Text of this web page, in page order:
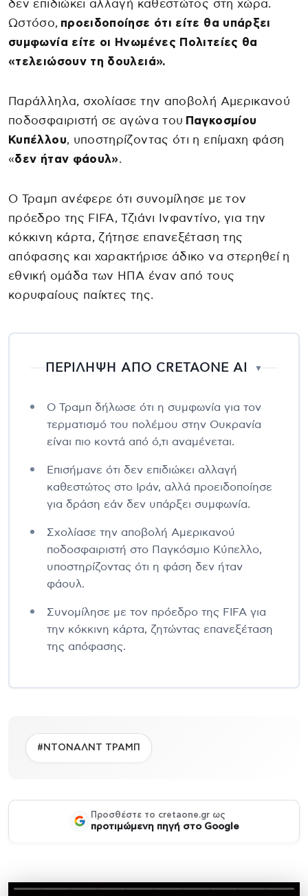
δεν επιδιώκει αλλαγή καθεστώτος στη χώρα.
Ωστόσο, προειδοποίησε ότι είτε θα υπάρξει
συμφωνία είτε οι Ηνωμένες Πολιτείες θα
«τελειώσουν τη δουλειά».
Παράλληλα, σχολίασε την αποβολή Αμερικανού
ποδοσφαιριστή σε αγώνα του Παγκοσμίου
Κυπέλλου, υποστηρίζοντας ότι η επίμαχη φάση
«δεν ήταν φάουλ».
Ο Τραμπ ανέφερε ότι συνομίλησε με τον
πρόεδρο της FIFA, Τζιάνι Ινφαντίνο, για την
κόκκινη κάρτα, ζήτησε επανεξέταση της
απόφασης και χαρακτήρισε άδικο να στερηθεί η
εθνική ομάδα των ΗΠΑ έναν από τους
κορυφαίους παίκτες της.
ΠΕΡΙΛΗΨΗ ΑΠΟ CRETAONE AI ▼
Ο Τραμπ δήλωσε ότι η συμφωνία για τον
τερματισμό του πολέμου στην Ουκρανία
είναι πιο κοντά από ό,τι αναμένεται.
Επισήμανε ότι δεν επιδιώκει αλλαγή
καθεστώτος στο Ιράν, αλλά προειδοποίησε
για δράση εάν δεν υπάρξει συμφωνία.
Σχολίασε την αποβολή Αμερικανού
ποδοσφαιριστή στο Παγκόσμιο Κύπελλο,
υποστηρίζοντας ότι η φάση δεν ήταν
φάουλ.
Συνομίλησε με τον πρόεδρο της FIFA για
την κόκκινη κάρτα, ζητώντας επανεξέταση
της απόφασης.
#ΝΤΟΝΑΛΝΤ ΤΡΑΜΠ
Προσθέστε το cretaone.gr ως
προτιμώμενη πηγή στο Google